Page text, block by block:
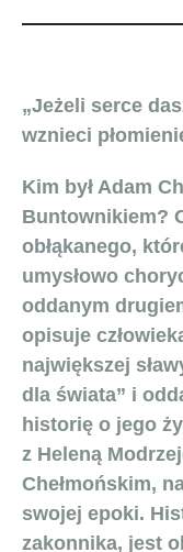
„Jeżeli serce
wznieci
Kim był Adam
Buntownikiem?
obłąkanego,
umysłowo
oddanym
opisuje
największej
dla świata” i
historię o jego
z Heleną
Chełmońskim,
swojej epoki.
zakonnika, jest